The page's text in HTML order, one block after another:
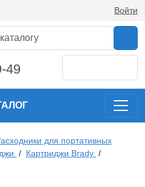
Войти
49
для портативных
/ Картриджи Brady /